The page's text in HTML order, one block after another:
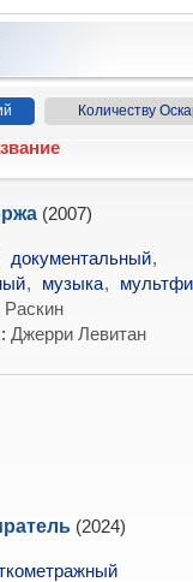
Количеству
(2007)
документальный,
, музыка,
Джерри Левитан
(2024)